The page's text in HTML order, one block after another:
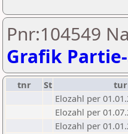
Pnr:104549
Grafik
tnr St
Elozahl per
Elozahl per
Elozahl per